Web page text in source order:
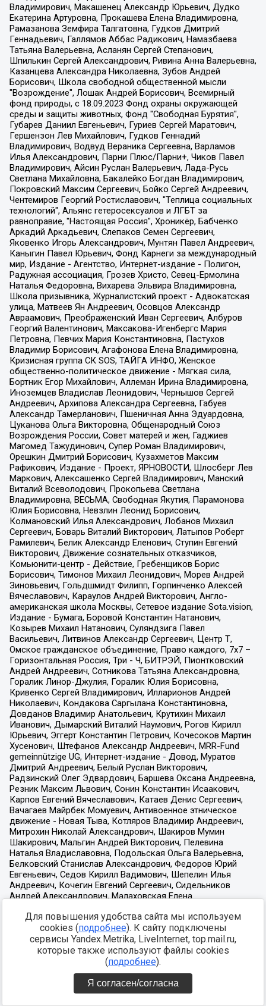
Для повышения удобства сайта мы используем
cookies (подробнее). К сайту подключены
сервисы Yandex.Metrika, LiveInternet, top.mail.ru,
которые также используют файлы cookies
(подробнее).
Я согласен/согласна